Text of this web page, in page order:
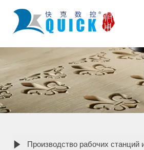
 Производство рабочих станций